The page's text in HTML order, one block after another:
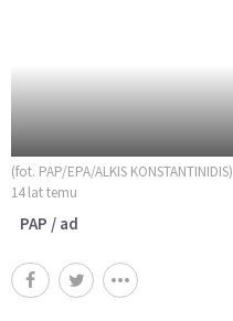
(fot. PAP/EPA/ALKIS KONSTANTINIDIS)
14 lat temu
PAP / ad